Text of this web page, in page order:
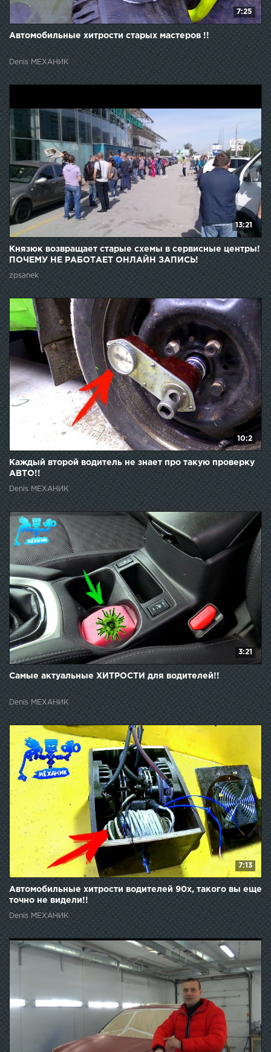
7:25
Автомобильные хитрости старых мастеров !!
Denis МЕХАНИК
13:21
Князюк возвращает старые схемы в сервисные центры!
ПОЧЕМУ НЕ РАБОТАЕТ ОНЛАЙН ЗАПИСЬ!
zpsanek
10:2
Каждый второй водитель не знает про такую проверку
АВТО!!
Denis МЕХАНИК
3:21
Самые актуальные ХИТРОСТИ для водителей!!
Denis МЕХАНИК
7:13
Автомобильные хитрости водителей 90х, такого вы еще
точно не видели!!
Denis МЕХАНИК